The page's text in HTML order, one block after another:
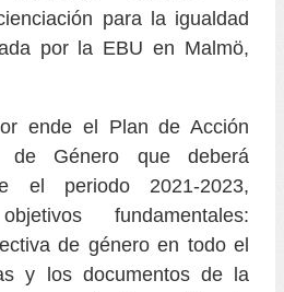
para la igualdad
por la EBU en Malmö,
ende el Plan de Acción
de Género que deberá
el periodo 2021-2023,
fundamentales:
de género en todo el
y los documentos de la